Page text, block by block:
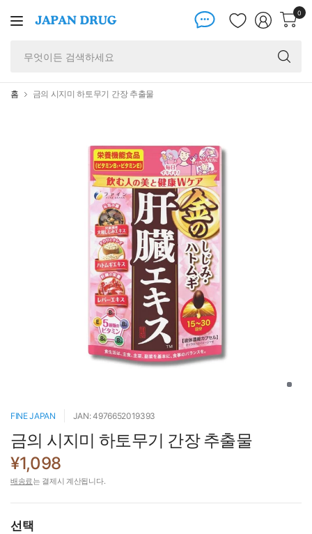
0
홈 금의 시지미 하토무기 간장 추출물
FINE JAPAN JAN: 4976652019393
금의 시지미 하토무기 간장 추출물
¥1,098
배송료는 결제시 계산됩니다.
선택